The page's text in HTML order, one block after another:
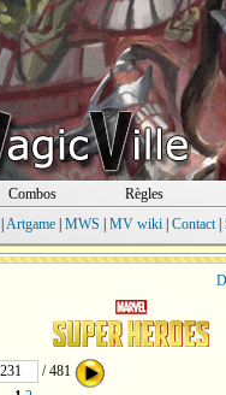
Combos Règles
Artgame| MWS MV wiki| Contact|
/ 481